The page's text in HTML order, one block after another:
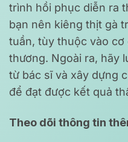
trình hồi phục diễn ra
bạn nên kiêng thịt gà
tuần, tùy thuộc vào cơ
thương. Ngoài ra, hãy
từ bác sĩ và xây dựng
để đạt được kết quả
Theo dõi thông tin